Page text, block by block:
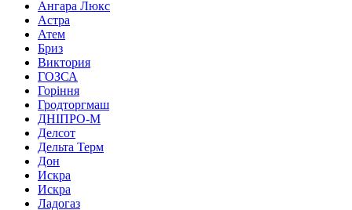
Ангара Люкс
Астра
Атем
Бриз
Виктория
ГОЗСА
Горіння
Гродторгмаш
ДНІПРО-М
Делсот
Дельта Терм
Дон
Искра
Искра
Ладогаз